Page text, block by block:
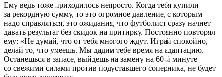
Ему ведь тоже приходилось непросто. Когда тебя купили
за рекордную сумму, то это огромное давление, с которым
надо справляться, это ожидания, что футболист сразу начнет
давать результат без скидок на притирку. Постоянно повторял
ему: «Не думай, что от тебя многого ждут. Играй спокойно,
делай то, что умеешь. Мы дадим тебе время на адаптацию.
Останешься в запасе, выйдешь на замену на 60-й минуте
со свежими силами против подуставшего соперника, не будет